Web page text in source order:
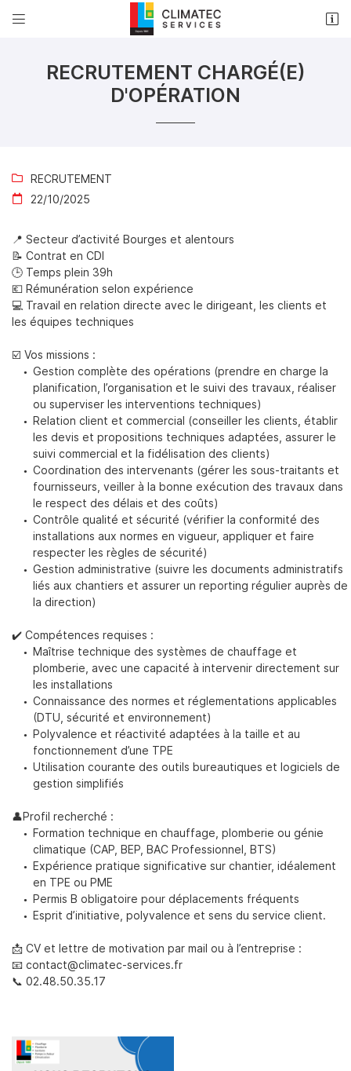

ACCUEIL
CHAUFFAGE

02 48 50 35 17
 Adresse email de réception
 Recopier le code ci-contre
 Rafraîchir le captcha
En cochant cette case, vous consentez à recevoir nos propositions
commerciales à l'adresse email indiqué ci-dessus. Vous pouvez vous
désinscrire à tout moment en utilisant le formulaire de désinscription.
INSCRIPTION
RECRUTEMENT CHARGÉ(E)
D'OPÉRATION
 RECRUTEMENT
 22/10/2025
📍 Secteur d’activité Bourges et alentours
📝 Contrat en CDI
🕒 Temps plein 39h
💶 Rémunération selon expérience
💻 Travail en relation directe avec le dirigeant, les clients et
les équipes techniques
☑️ Vos missions :
Gestion complète des opérations (prendre en charge la
planification, l’organisation et le suivi des travaux, réaliser
ou superviser les interventions techniques)
Relation client et commercial (conseiller les clients, établir
les devis et propositions techniques adaptées, assurer le
suivi commercial et la fidélisation des clients)
Coordination des intervenants (gérer les sous-traitants et
fournisseurs, veiller à la bonne exécution des travaux dans
le respect des délais et des coûts)
Contrôle qualité et sécurité (vérifier la conformité des
installations aux normes en vigueur, appliquer et faire
respecter les règles de sécurité)
Gestion administrative (suivre les documents administratifs
liés aux chantiers et assurer un reporting régulier auprès de
la direction)
✔️ Compétences requises :
Maîtrise technique des systèmes de chauffage et
plomberie, avec une capacité à intervenir directement sur
les installations
Connaissance des normes et réglementations applicables
(DTU, sécurité et environnement)
Polyvalence et réactivité adaptées à la taille et au
fonctionnement d’une TPE
Utilisation courante des outils bureautiques et logiciels de
gestion simplifiés
👤Profil recherché :
Formation technique en chauffage, plomberie ou génie
climatique (CAP, BEP, BAC Professionnel, BTS)
Expérience pratique significative sur chantier, idéalement
en TPE ou PME
Permis B obligatoire pour déplacements fréquents
Esprit d’initiative, polyvalence et sens du service client.
📩 CV et lettre de motivation par mail ou à l’entreprise :
📧 contact@climatec-services.fr
📞 02.48.50.35.17